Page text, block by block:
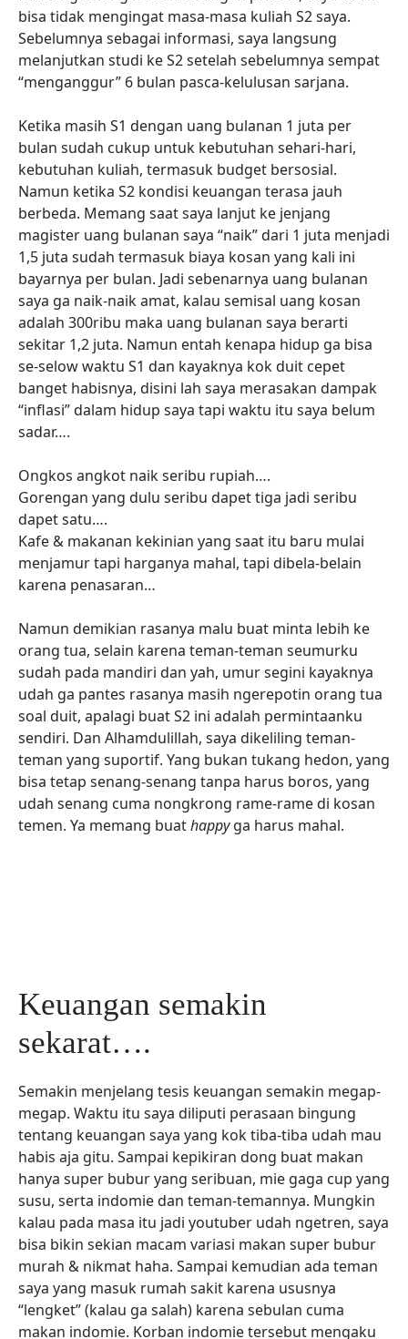
bisa tidak mengingat masa-masa kuliah S2 saya.
Sebelumnya sebagai informasi, saya langsung
melanjutkan studi ke S2 setelah sebelumnya sempat
“menganggur” 6 bulan pasca-kelulusan sarjana.
Ketika masih S1 dengan uang bulanan 1 juta per
bulan sudah cukup untuk kebutuhan sehari-hari,
kebutuhan kuliah, termasuk budget bersosial.
Namun ketika S2 kondisi keuangan terasa jauh
berbeda. Memang saat saya lanjut ke jenjang
magister uang bulanan saya “naik” dari 1 juta menjadi
1,5 juta sudah termasuk biaya kosan yang kali ini
bayarnya per bulan. Jadi sebenarnya uang bulanan
saya ga naik-naik amat, kalau semisal uang kosan
adalah 300ribu maka uang bulanan saya berarti
sekitar 1,2 juta. Namun entah kenapa hidup ga bisa
se-selow waktu S1 dan kayaknya kok duit cepet
banget habisnya, disini lah saya merasakan dampak
“inflasi” dalam hidup saya tapi waktu itu saya belum
sadar….
Ongkos angkot naik seribu rupiah….
Gorengan yang dulu seribu dapet tiga jadi seribu
dapet satu….
Kafe & makanan kekinian yang saat itu baru mulai
menjamur tapi harganya mahal, tapi dibela-belain
karena penasaran…
Namun demikian rasanya malu buat minta lebih ke
orang tua, selain karena teman-teman seumurku
sudah pada mandiri dan yah, umur segini kayaknya
udah ga pantes rasanya masih ngerepotin orang tua
soal duit, apalagi buat S2 ini adalah permintaanku
sendiri. Dan Alhamdulillah, saya dikeliling teman-
teman yang suportif. Yang bukan tukang hedon, yang
bisa tetap senang-senang tanpa harus boros, yang
udah senang cuma nongkrong rame-rame di kosan
temen. Ya memang buathappyga harus mahal.
Keuangan semakin
sekarat….
Semakin menjelang tesis keuangan semakin megap-
megap. Waktu itu saya diliputi perasaan bingung
tentang keuangan saya yang kok tiba-tiba udah mau
habis aja gitu. Sampai kepikiran dong buat makan
hanya super bubur yang seribuan, mie gaga cup yang
susu, serta indomie dan teman-temannya. Mungkin
kalau pada masa itu jadi youtuber udah ngetren, saya
bisa bikin sekian macam variasi makan super bubur
murah & nikmat haha. Sampai kemudian ada teman
saya yang masuk rumah sakit karena ususnya
“lengket” (kalau ga salah) karena sebulan cuma
makan indomie. Korban indomie tersebut mengaku